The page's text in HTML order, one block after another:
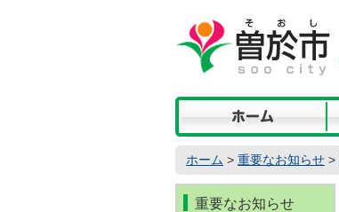
文
へ
動
ホーム > 重要なお知らせ >
重要なお知らせ